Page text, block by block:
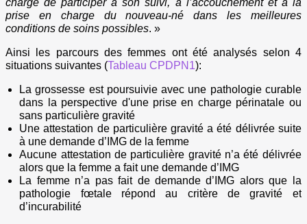
charge de participer à son suivi, à l’accouchement et à la
prise en charge du nouveau-né dans les meilleures
conditions de soins possibles. »
Ainsi les parcours des femmes ont été analysés selon 4
situations suivantes (Tableau CPDPN1):
La grossesse est poursuivie avec une pathologie curable
dans la perspective d'une prise en charge périnatale ou
sans particulière gravité
Une attestation de particulière gravité a été délivrée suite
à une demande d’IMG de la femme
Aucune attestation de particulière gravité n’a été délivrée
alors que la femme a fait une demande d’IMG
La femme n’a pas fait de demande d’IMG alors que la
pathologie fœtale répond au critère de gravité et
d’incurabilité